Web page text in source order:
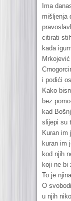
Ima
mišljenja
citirati
kada
i podići
Kako
bez
kad
slijepi su
Kuran im
kuran im
kod njih
koji ne bi
To je
O
u njih